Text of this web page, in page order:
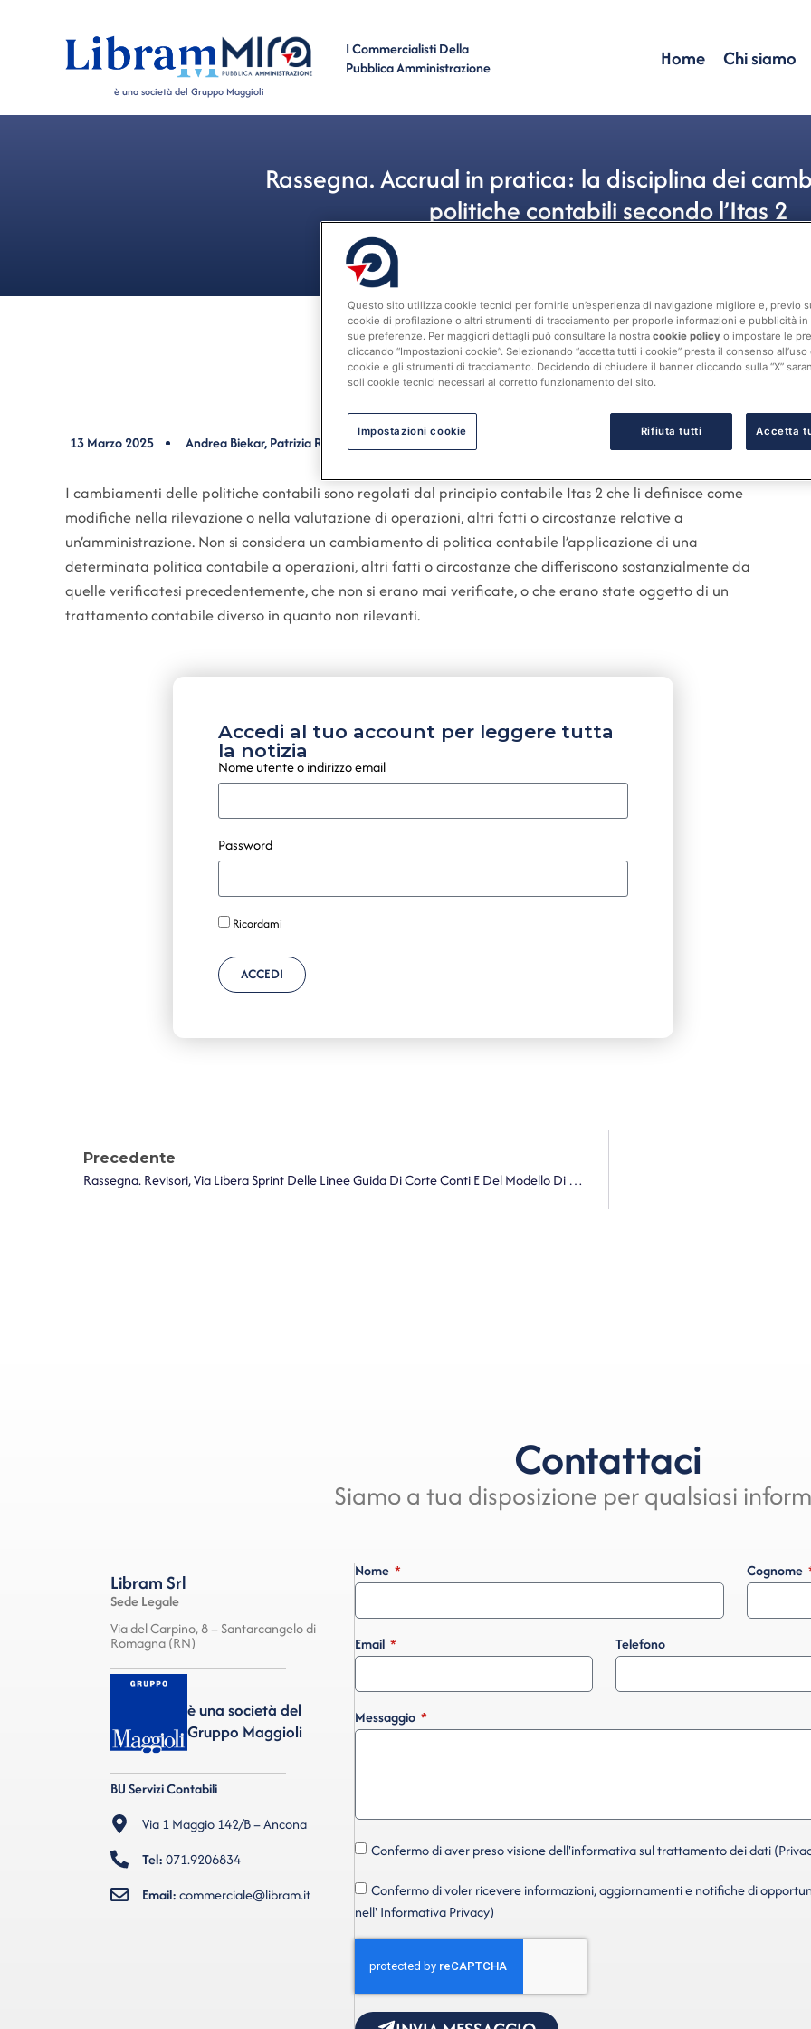
è una società del Gruppo Maggioli
I Commercialisti Della
Pubblica Amministrazione
Home Chi siamo
Rassegna. Accrual in pratica: la disciplina dei
politiche contabili secondo l’Itas 2
13 Marzo 2025 Andrea Biekar,Patrizia Ruffini
I cambiamenti delle politiche contabili sono regolati dal principio contabile Itas 2 che li definisce come
modifiche nella rilevazione o nella valutazione di operazioni, altri fatti o circostanze relative a
un’amministrazione. Non si considera un cambiamento di politica contabile l’applicazione di una
determinata politica contabile a operazioni, altri fatti o circostanze che differiscono sostanzialmente da
quelle verificatesi precedentemente, che non si erano mai verificate, o che erano state oggetto di un
trattamento contabile diverso in quanto non rilevanti.
Accedi al tuo account per leggere tutta
la notizia
Nome utente o indirizzo email
Password
Ricordami
ACCEDI
Precedente
Rassegna. Revisori, Via Libera Sprint Delle Linee Guida Di Corte Conti E Del Modello Di Relazione Cndcec-Ancrel Sui Rendiconti 2024
Contattaci
Siamo a tua disposizione per qualsiasi
Libram Srl
Sede Legale
Via del Carpino, 8 – Santarcangelo di
Romagna (RN)
è una società del
Gruppo Maggioli
BU Servizi Contabili
Via 1 Maggio 142/B – Ancona
Tel:071.9206834
Email:commerciale@libram.it
Nome Cognome
Email Telefono
Messaggio
Confermo di aver preso visione dell'informativa sul trattamento dei dati
Confermo di voler ricevere informazioni, aggiornamenti e notifiche di
nell' Informativa Privacy)
Questo sito utilizza cookie tecnici per fornirle un’esperienza di navigazione migliore e, previo
cookie di profilazione o altri strumenti di tracciamento per proporle informazioni e pubblicità in
sue preferenze. Per maggiori dettagli può consultare la nostra cookie policy o impostare le
cliccando “Impostazioni cookie”. Selezionando “accetta tutti i cookie” presta il consenso
cookie e gli strumenti di tracciamento. Decidendo di chiudere il banner cliccando sulla “X”
soli cookie tecnici necessari al corretto funzionamento del sito.
Rifiuta tutti Accetta
Impostazioni cookie